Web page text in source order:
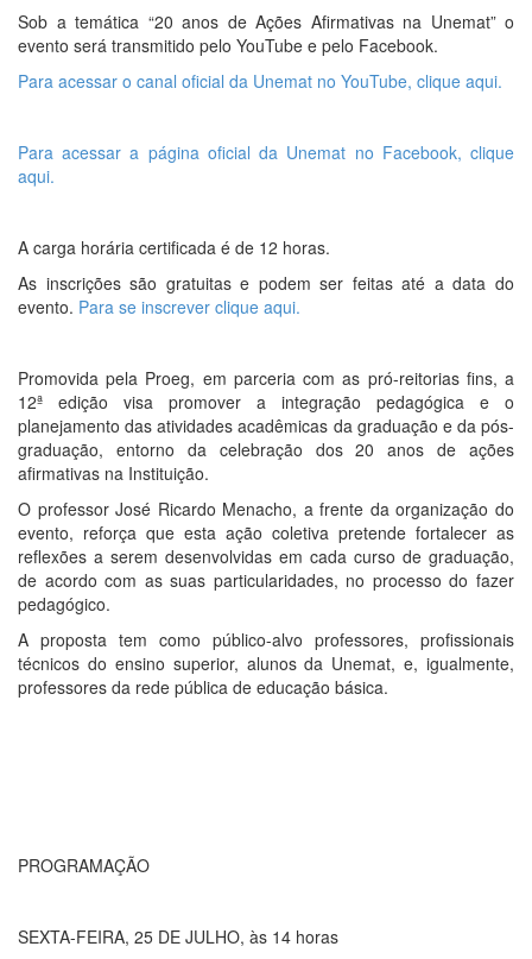
Sob a temática “20 anos de Ações Afirmativas na Unemat” o
evento será transmitido pelo YouTube e pelo Facebook.
Para acessar o canal oficial da Unemat no YouTube, clique aqui.
Para acessar a página oficial da Unemat no Facebook, clique
aqui.
A carga horária certificada é de 12 horas.
As inscrições são gratuitas e podem ser feitas até a data do
evento. Para se inscrever clique aqui.
Promovida pela Proeg, em parceria com as pró-reitorias fins, a
12ª edição visa promover a integração pedagógica e o
planejamento das atividades acadêmicas da graduação e da pós-
graduação, entorno da celebração dos 20 anos de ações
afirmativas na Instituição.
O professor José Ricardo Menacho, a frente da organização do
evento, reforça que esta ação coletiva pretende fortalecer as
reflexões a serem desenvolvidas em cada curso de graduação,
de acordo com as suas particularidades, no processo do fazer
pedagógico.
A proposta tem como público-alvo professores, profissionais
técnicos do ensino superior, alunos da Unemat, e, igualmente,
professores da rede pública de educação básica.
PROGRAMAÇÃO
SEXTA-FEIRA, 25 DE JULHO, às 14 horas